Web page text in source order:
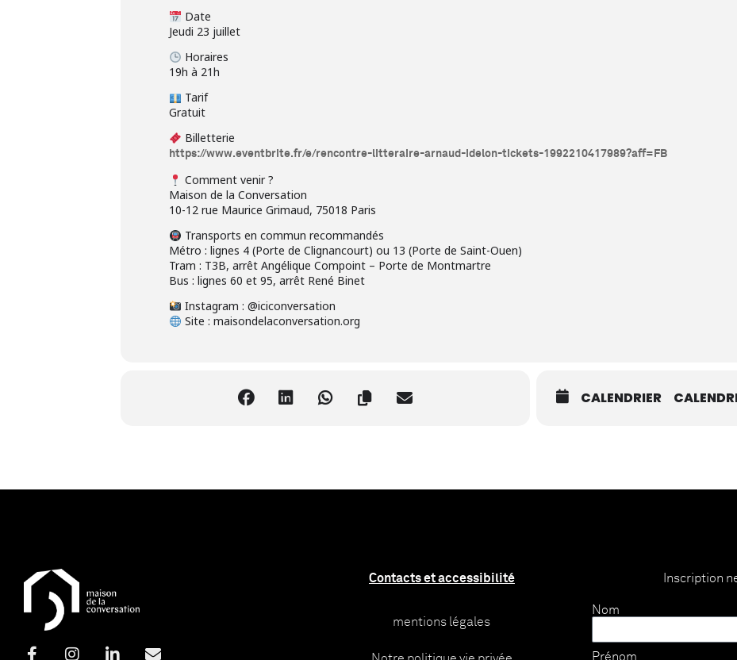
Date
Jeudi 23 juillet
Horaires
19h à 21h
Tarif
Gratuit
Billetterie
https://www.eventbrite.fr/e/rencontre-litteraire-arnaud-idelon-tickets-1992210417989?aff=FB
Comment venir ?
Maison de la Conversation
10-12 rue Maurice Grimaud, 75018 Paris
Transports en commun recommandés
Métro : lignes 4 (Porte de Clignancourt) ou 13 (Porte de Saint-Ouen)
Tram : T3B, arrêt Angélique Compoint – Porte de Montmartre
Bus : lignes 60 et 95, arrêt René Binet
Instagram : @iciconversation
Site : maisondelaconversation.org
CALENDRIER
Contacts et accessibilité
mentions légales
Inscription
Nom
Prénom